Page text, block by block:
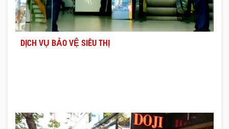
DỊCH VỤ BẢO VỆ SIÊU THỊ